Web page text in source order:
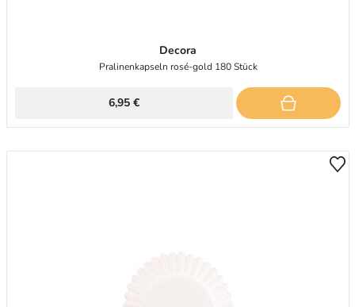
Decora
Pralinenkapseln rosé-gold 180 Stück
6,95 €